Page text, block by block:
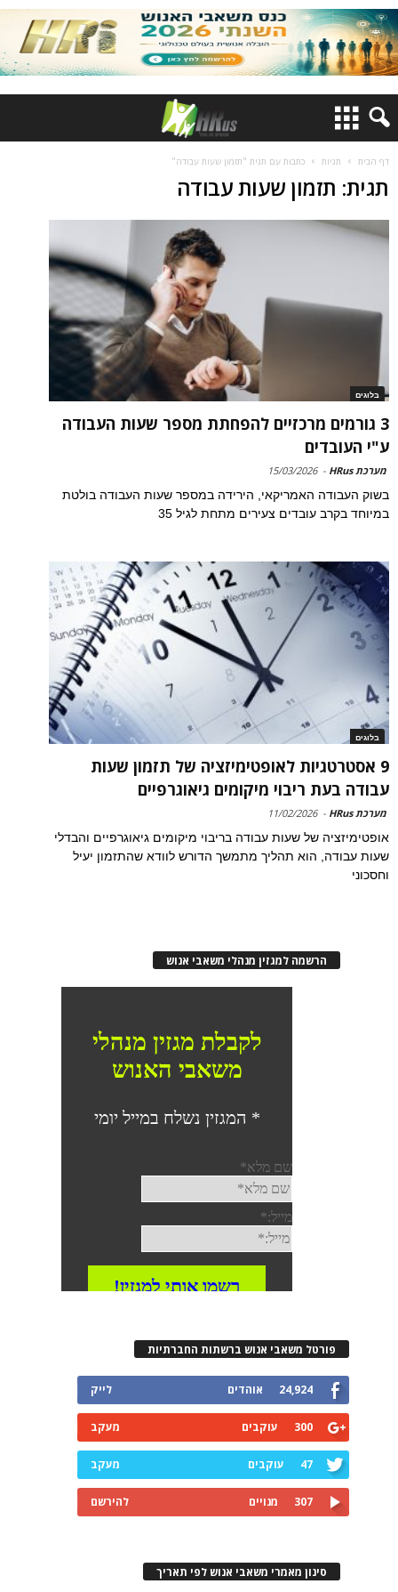
דף הבית תגיות כתבות עם תגית "תזמון שעות עבודה"
תגית: תזמון שעות עבודה
בלוגים
3 גורמים מרכזיים להפחתת מספר שעות העבודה
ע"י העובדים
מערכת HRus -
15/03/2026
בשוק העבודה האמריקאי, הירידה במספר שעות העבודה בולטת
במיוחד בקרב עובדים צעירים מתחת לגיל 35
בלוגים
9 אסטרטגיות לאופטימיזציה של תזמון שעות
עבודה בעת ריבוי מיקומים גיאוגרפיים
מערכת HRus -
11/02/2026
אופטימיזציה של שעות עבודה בריבוי מיקומים גיאוגרפיים והבדלי
שעות עבודה, הוא תהליך מתמשך הדורש לוודא שהתזמון יעיל
וחסכוני
הרשמה למגזין מנהלי משאבי אנוש
פורטל משאבי אנוש ברשתות החברתיות
24,924 אוהדים לייק
300 עוקבים מעקב
47 עוקבים מעקב
307 מנויים להירשם
סינון מאמרי משאבי אנוש לפי תאריך